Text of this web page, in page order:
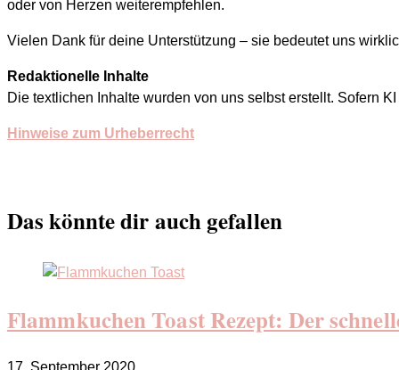
oder von Herzen weiterempfehlen.
Vielen Dank für deine Unterstützung – sie bedeutet uns
Redaktionelle Inhalte
Die textlichen Inhalte wurden von uns selbst erstellt. Sofern
Hinweise zum Urheberrecht
Das könnte dir auch gefallen
Flammkuchen Toast Rezept: Der
17. September 2020